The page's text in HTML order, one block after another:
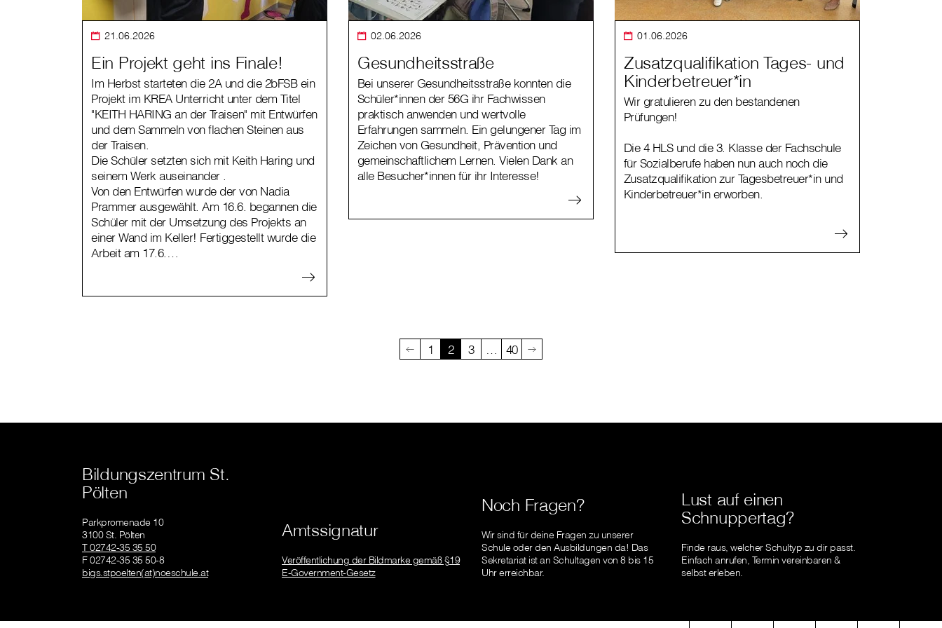
21.06.2026
Ein Projekt geht ins Finale!
Im Herbst starteten die 2A und die 2bFSB ein
Projekt im KREA Unterricht unter dem Titel
"KEITH HARING an der Traisen" mit Entwürfen
und dem Sammeln von flachen Steinen aus
der Traisen.
Die Schüler setzten sich mit Keith Haring und
seinem Werk auseinander .
Von den Entwürfen wurde der von Nadia
Prammer ausgewählt. Am 16.6. begannen die
Schüler mit der Umsetzung des Projekts an
einer Wand im Keller! Fertiggestellt wurde die
Arbeit am 17.6.…
02.06.2026
Gesundheitsstraße
Bei unserer Gesundheitsstraße konnten die
Schüler*innen der 56G ihr Fachwissen
praktisch anwenden und wertvolle
Erfahrungen sammeln. Ein gelungener Tag im
Zeichen von Gesundheit, Prävention und
gemeinschaftlichem Lernen. Vielen Dank an
alle Besucher*innen für ihr Interesse!
01.06.2026
Zusatzqualifikation Tages- und
Kinderbetreuer*in
Wir gratulieren zu den bestandenen
Prüfungen!
Die 4 HLS und die 3. Klasse der Fachschule
für Sozialberufe haben nun auch noch die
Zusatzqualifikation zur Tagesbetreuer*in und
Kinderbetreuer*in erworben.
1 2 3 40
Bildungszentrum St.
Pölten
Parkpromenade 10
3100 St. Pölten
T 02742-35 35 50
F 02742-35 35 50-8
bigs.stpoelten(at)noeschule.at
Amtssignatur
Veröffentlichung der Bildmarke gemäß §19
E-Government-Gesetz
Noch Fragen?
Wir sind für deine Fragen zu unserer
Schule oder den Ausbildungen da! Das
Sekretariat ist an Schultagen von 8 bis 15
Uhr erreichbar.
Lust auf einen
Schnuppertag?
Finde raus, welcher Schultyp zu dir passt.
Einfach anrufen, Termin vereinbaren &
selbst erleben.